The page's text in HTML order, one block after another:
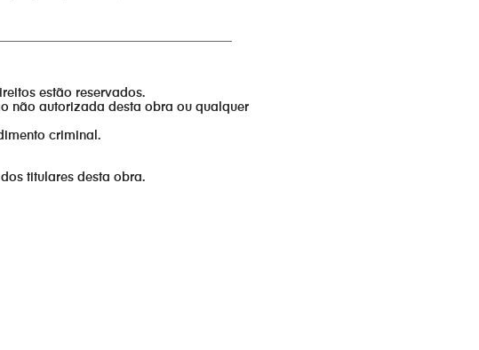
estão reservados.
não autorizada desta obra ou qualquer
criminal.
titulares desta obra.